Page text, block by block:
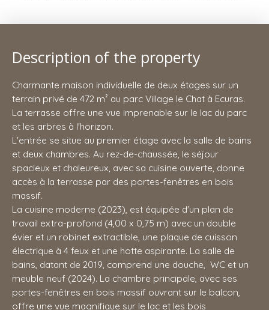
Description of the property
Charmante maison individuelle de deux étages sur un
terrain privé de 472 m² au parc Village le Chat à Ecuras.
La terrasse offre une vue imprenable sur le lac du parc
et les arbres à l'horizon.
L'entrée se situe au premier étage avec la salle de bains
et deux chambres. Au rez-de-chaussée, le séjour
spacieux et chaleureux, avec sa cuisine ouverte, donne
accès à la terrasse par des portes-fenêtres en bois
massif.
La cuisine moderne (2023), est équipée d'un plan de
travail extra-profond (4,00 x 0,75 m) avec un double
évier et un robinet extractible, une plaque de cuisson
électrique à 4 feux et une hotte aspirante. La salle de
bains, datant de 2019, comprend une douche, WC et un
meuble neuf (2024). La chambre principale, avec ses
portes-fenêtres en bois massif ouvrant sur le balcon,
offre une vue magnifique sur le lac et les bois